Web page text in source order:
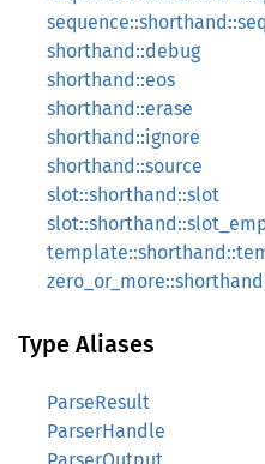
shorthand::debug
shorthand::eos
shorthand::erase
shorthand::ignore
shorthand::source
slot::shorthand::slot
Type Aliases
ParseResult
ParserHandle